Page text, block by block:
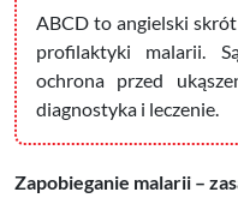
ABCD to angielski
profilaktyki malarii.
ochrona przed
diagnostyka i leczenie.
Zapobieganie malarii –